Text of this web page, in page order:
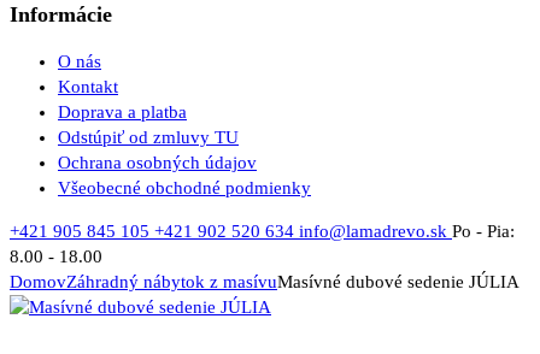
Informácie
O nás
Kontakt
Doprava a platba
Odstúpiť od zmluvy TU
Ochrana osobných údajov
Všeobecné obchodné podmienky
+421 905 845 105 +421 902 520 634 info@lamadrevo.sk Po - Pia:
8.00 - 18.00
DomovZáhradný nábytok z masívuMasívné dubové sedenie JÚLIA